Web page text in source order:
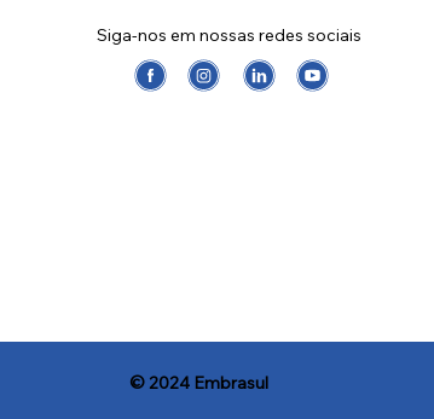
© 2024 Embrasul
Siga-nos em nossas redes sociais